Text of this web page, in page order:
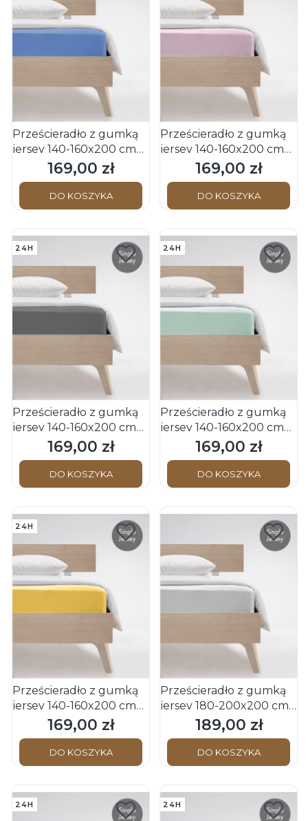
Prześcieradło z gumką
jersey 140-160x200 cm
niebieskie JENNY C
Fleuresse
Cena
169,00 zł
DO KOSZYKA
Prześcieradło z gumką
jersey 140-160x200 cm
różowe JENNY C
Fleuresse
Cena
169,00 zł
DO KOSZYKA
24H
Prześcieradło z gumką
jersey 140-160x200 cm
szare JENNY C Fleuresse
Cena
169,00 zł
DO KOSZYKA
24H
Prześcieradło z gumką
jersey 140-160x200 cm
zielone JENNY C
Fleuresse
Cena
169,00 zł
DO KOSZYKA
24H
Prześcieradło z gumką
jersey 140-160x200 cm
żółte JENNY C Fleuresse
Cena
169,00 zł
DO KOSZYKA
Prześcieradło z gumką
jersey 180-200x200 cm
białe JENNY C Fleuresse
Cena
189,00 zł
DO KOSZYKA
24H 24H